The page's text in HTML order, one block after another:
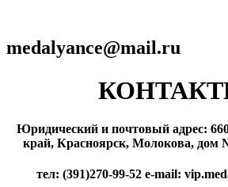
medalyance@mail.ru
Юридический и почтовый адрес:
край, Красноярск, Молокова, дом
тел: (391)270-99-52 e-mail: